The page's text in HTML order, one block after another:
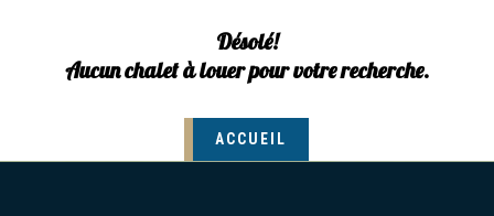
Désolé!
Aucun chalet à louer pour votre recherche.
ACCUEIL